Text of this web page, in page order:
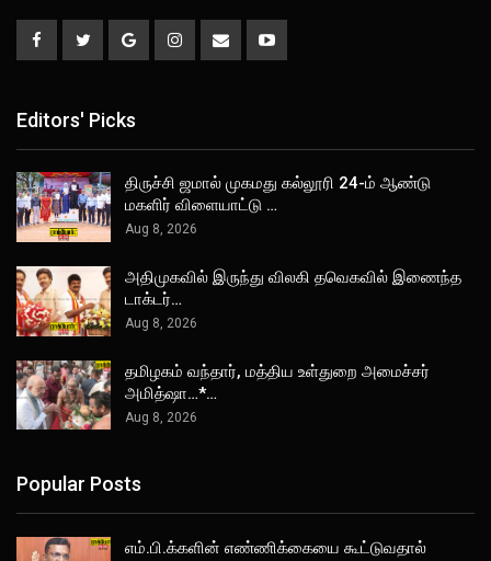
Editors' Picks
திருச்சி ஜமால் முகமது கல்லூரி 24-ம் ஆண்டு
மகளிர் விளையாட்டு …
Aug 8, 2026
அதிமுகவில் இருந்து விலகி தவெகவில் இணைந்த
டாக்டர்…
Aug 8, 2026
தமிழகம் வந்தார், மத்திய உள்துறை அமைச்சர்
அமித்ஷா…*…
Aug 8, 2026
Popular Posts
எம்.பி.க்களின் எண்ணிக்கையை கூட்டுவதால்